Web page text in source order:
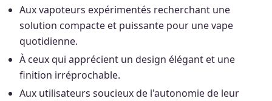
Aux vapoteurs expérimentés recherchant une
solution compacte et puissante pour une vape
quotidienne.
À ceux qui apprécient un design élégant et une
finition irréprochable.
Aux utilisateurs soucieux de l'autonomie de leur